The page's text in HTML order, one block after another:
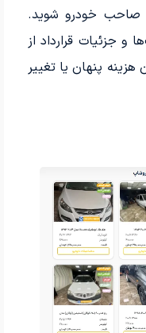
صاحب خودرو شوید.
و جزئیات قرارداد از
پنهان یا تغییر